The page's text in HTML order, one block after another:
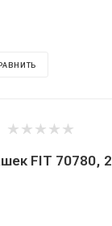
FIT 70780,